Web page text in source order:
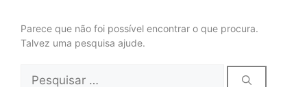
Parece que não foi possível encontrar o que procura.
Talvez uma pesquisa ajude.